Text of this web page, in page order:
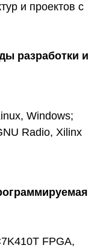
и проектов с
разработки и
Windows;
Radio, Xilinx
FPGA,